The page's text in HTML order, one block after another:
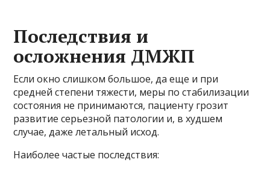
Последствия и
осложнения ДМЖП
Если окно слишком большое, да еще и при
средней степени тяжести, меры по стабилизации
состояния не принимаются, пациенту грозит
развитие серьезной патологии и, в худшем
случае, даже летальный исход.
Наиболее частые последствия: